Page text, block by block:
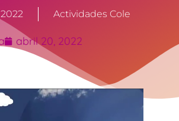
Actividades Cole
abril 20, 2022